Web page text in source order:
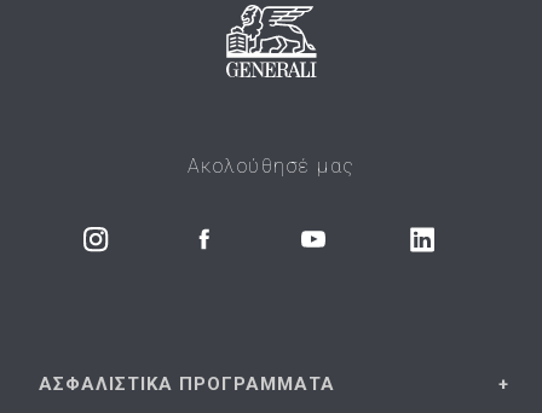
Ακολούθησέ μας
ΑΣΦΑΛΙΣΤΙΚΑ ΠΡΟΓΡΑΜΜΑΤΑ